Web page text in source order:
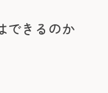
できるのか